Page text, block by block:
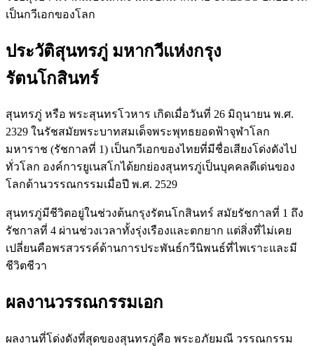
เป็นกวีเอกของโลก
ประวัติสุนทรภู่ มหากวีแห่งกรุง
รัตนโกสินทร์
สุนทรภู่ หรือ พระสุนทรโวหาร เกิดเมื่อวันที่ 26 มิถุนายน พ.ศ.
2329 ในรัชสมัยพระบาทสมเด็จพระพุทธยอดฟ้าจุฬาโลก
มหาราช (รัชกาลที่ 1) เป็นกวีเอกของไทยที่มีชื่อเสียงโด่งดังไป
ทั่วโลก องค์การยูเนสโกได้ยกย่องสุนทรภู่เป็นบุคคลดีเด่นของ
โลกด้านวรรณกรรมเมื่อปี พ.ศ. 2529
สุนทรภู่มีชีวิตอยู่ในช่วงต้นกรุงรัตนโกสินทร์ สมัยรัชกาลที่ 1 ถึง
รัชกาลที่ 4 ผ่านช่วงเวลาทั้งรุ่งเรืองและตกยาก แต่สิ่งที่ไม่เคย
เปลี่ยนคือพรสวรรค์ด้านการประพันธ์กวีนิพนธ์ที่ไพเราะและมี
ชีวิตชีวา
ผลงานวรรณกรรมเอก
ผลงานที่โด่งดังที่สุดของสุนทรภู่คือ พระอภัยมณี วรรณกรรม